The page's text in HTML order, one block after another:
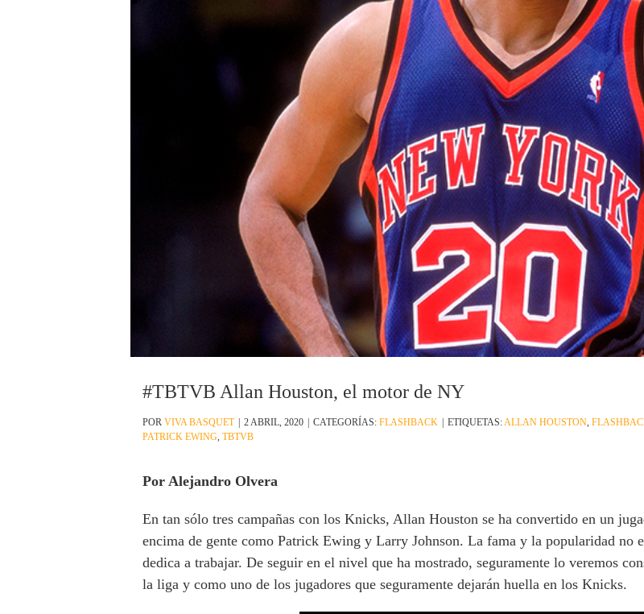
#TBTVB Allan Houston, el motor de NY
POR VIVA BASQUET 2 ABRIL, 2020 CATEGORÍAS: FLASHBACK ETIQUETAS:ALLAN HOUSTON,
PATRICK EWING, TBTVB
Por Alejandro Olvera
En tan sólo tres campañas con los Knicks, Allan Houston se ha convertido en un
encima de gente como Patrick Ewing y Larry Johnson. La fama y la popularidad no
dedica a trabajar. De seguir en el nivel que ha mostrado, seguramente lo veremos
la liga y como uno de los jugadores que seguramente dejarán huella en los Knicks.